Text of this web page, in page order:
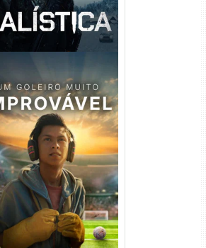
Goleiro Muito Improvável
(2026) WEB-DL 1080p
Dual Áudio